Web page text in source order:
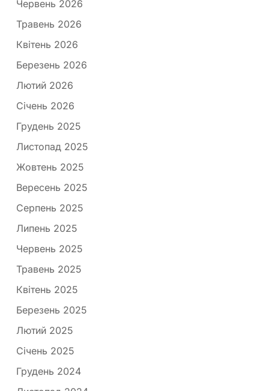
Червень 2026
Травень 2026
Квітень 2026
Березень 2026
Лютий 2026
Січень 2026
Грудень 2025
Листопад 2025
Жовтень 2025
Вересень 2025
Серпень 2025
Липень 2025
Червень 2025
Травень 2025
Квітень 2025
Березень 2025
Лютий 2025
Січень 2025
Грудень 2024